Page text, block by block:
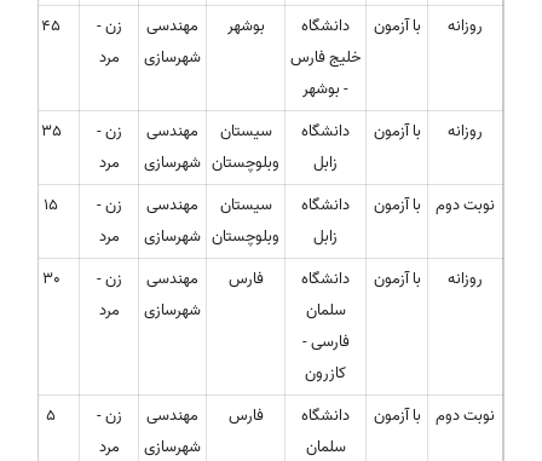
روزانه با آزمون
دانشگاه
خلیج فارس
- بوشهر
بوشهر
مهندسی
شهرسازی
زن -
مرد
45
روزانه با آزمون
دانشگاه
زابل
سیستان
وبلوچستان
مهندسی
شهرسازی
زن -
مرد
35
نوبت دوم با آزمون
دانشگاه
زابل
سیستان
وبلوچستان
مهندسی
شهرسازی
زن -
مرد
15
روزانه با آزمون
دانشگاه
سلمان
فارسی -
کازرون
فارس
مهندسی
شهرسازی
زن -
مرد
30
نوبت دوم با آزمون
دانشگاه
سلمان
فارس
مهندسی
شهرسازی
زن -
مرد
5